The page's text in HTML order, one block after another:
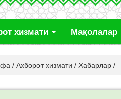
хизмати Мақолалар
/ Ахборот хизмати / Хабарлар /